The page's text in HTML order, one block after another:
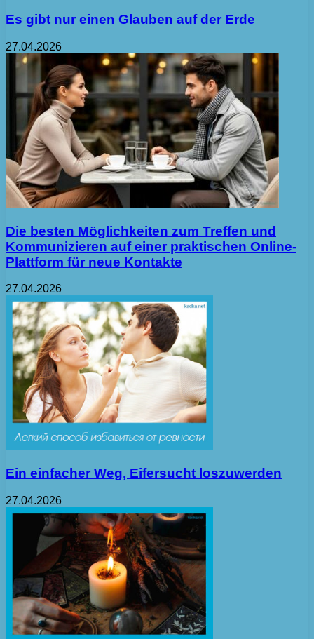
Es gibt nur einen Glauben auf der Erde
27.04.2026
Die besten Möglichkeiten zum Treffen und
Kommunizieren auf einer praktischen Online-
Plattform für neue Kontakte
27.04.2026
Ein einfacher Weg, Eifersucht loszuwerden
27.04.2026